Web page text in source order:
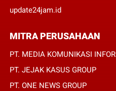
update24jam.id
MITRA PERUSAHAAN
PT. MEDIA KOMUNIKASI
PT. JEJAK KASUS GROUP
PT. ONE NEWS GROUP